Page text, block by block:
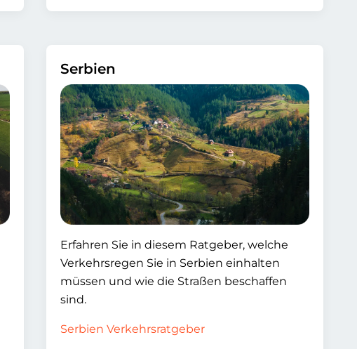
Serbien
Erfahren Sie in diesem Ratgeber, welche
Verkehrsregen Sie in Serbien einhalten
müssen und wie die Straßen beschaffen
sind.
Serbien Verkehrsratgeber